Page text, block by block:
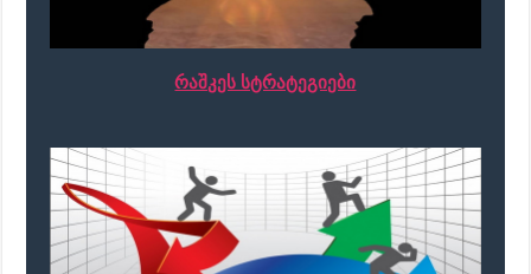
რაშკეს სტრატეგიები